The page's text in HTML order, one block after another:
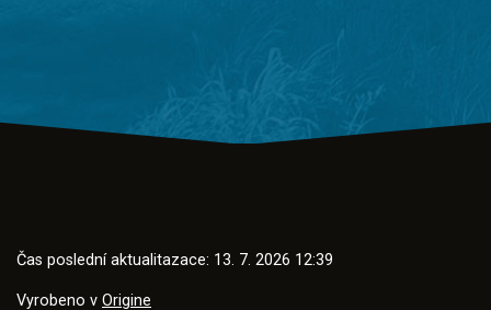
Čas poslední aktualitazace: 13. 7. 2026 12:39
Vyrobeno v Origine